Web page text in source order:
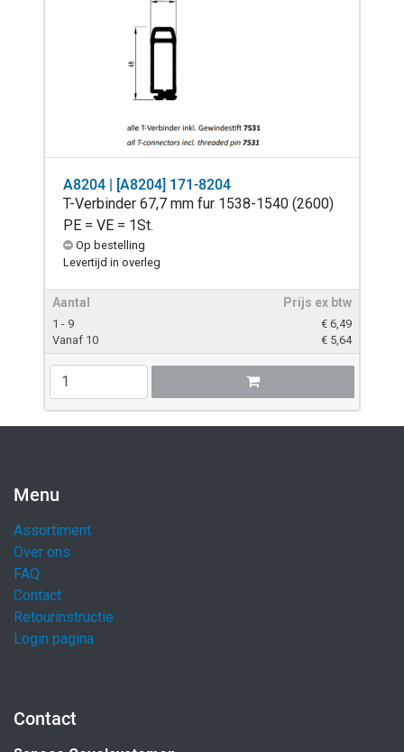
A8204 | [A8204] 171-8204
T-Verbinder 67,7 mm fur 1538-1540 (2600)
PE = VE = 1St.
Op bestelling
Levertijd in overleg
Aantal Prijs ex btw
1 - 9 € 6,49
Vanaf 10
€ 5,64
Menu
Assortiment
Over ons
FAQ
Contact
Retourinstructie
Login pagina
Contact